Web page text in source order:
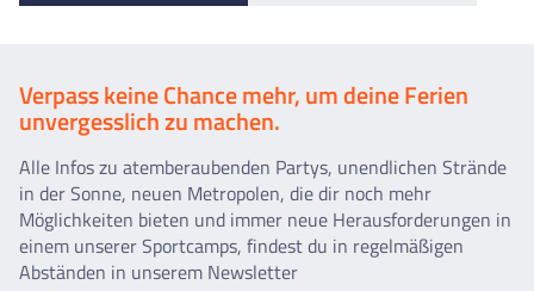
Verpass keine Chance mehr, um deine Ferien
unvergesslich zu machen.
Alle Infos zu atemberaubenden Partys, unendlichen Strände
in der Sonne, neuen Metropolen, die dir noch mehr
Möglichkeiten bieten und immer neue Herausforderungen in
einem unserer Sportcamps, findest du in regelmäßigen
Abständen in unserem Newsletter